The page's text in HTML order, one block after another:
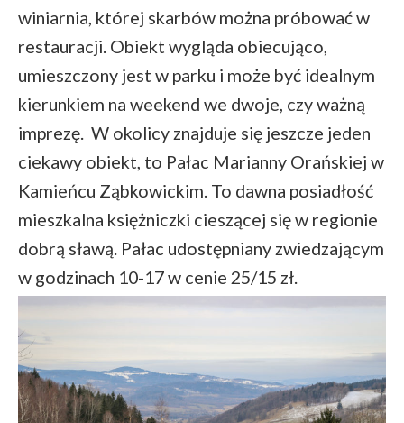
winiarnia, której skarbów można próbować w
restauracji. Obiekt wygląda obiecująco,
umieszczony jest w parku i może być idealnym
kierunkiem na weekend we dwoje, czy ważną
imprezę. W okolicy znajduje się jeszcze jeden
ciekawy obiekt, to Pałac Marianny Orańskiej w
Kamieńcu Ząbkowickim. To dawna posiadłość
mieszkalna księżniczki cieszącej się w regionie
dobrą sławą. Pałac udostępniany zwiedzającym
w godzinach 10-17 w cenie 25/15 zł.